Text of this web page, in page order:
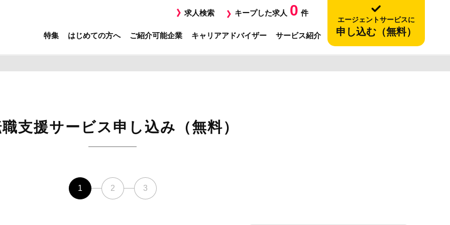
求人検索 キープした求人 0 件
特集 はじめての方へ ご紹介可能企業 キャリアアドバイザー サービス紹介
エージェントサービスに
申し込む（無料）
支援サービス申し込み（無料）
1 2 3